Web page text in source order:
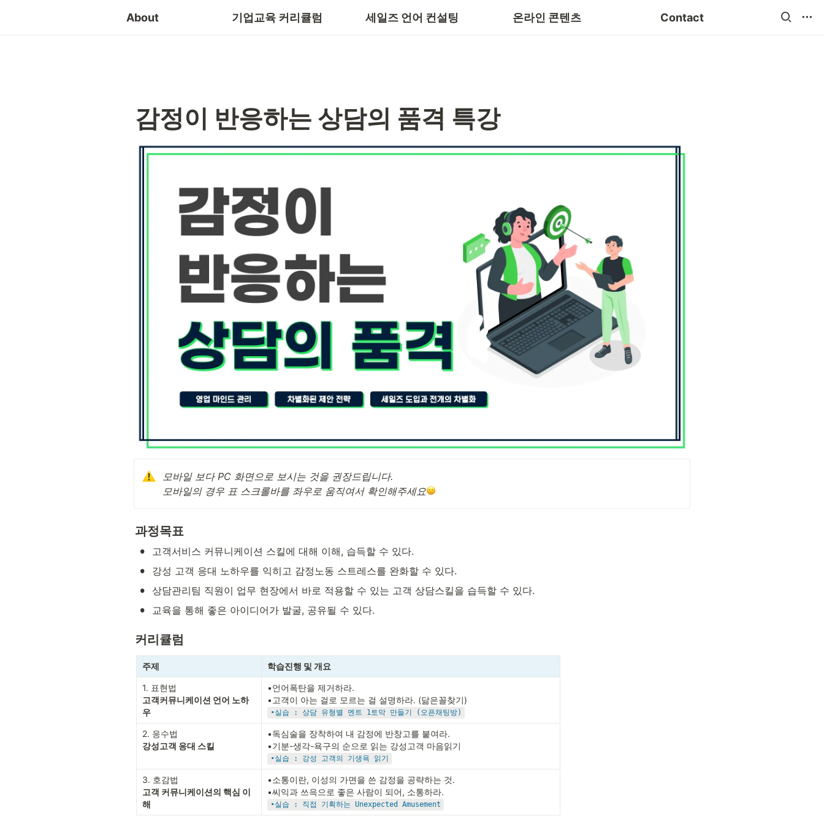
About 기업교육 커리큘럼 세일즈 언어 컨설팅 온라인 콘텐츠 Contact
소통 스킬 세일즈 스킬 분야별 특화 Instagram
감정이 반응하는 상담의 품격 특강
모바일 보다 PC 화면으로 보시는 것을 권장드립니다.
모바일의 경우 표 스크롤바를 좌우로 움직여서 확인해주세요
과정목표
• 고객서비스 커뮤니케이션 스킬에 대해 이해, 습득할 수 있다.
• 강성 고객 응대 노하우를 익히고 감정노동 스트레스를 완화할 수 있다.
• 상담관리팀 직원이 업무 현장에서 바로 적용할 수 있는 고객 상담스킬을 습득할 수 있다.
• 교육을 통해 좋은 아이디어가 발굴, 공유될 수 있다.
커리큘럼
주제 학습진행 및 개요
고객커뮤니케이션 언어 노하
우
•언어폭탄을 제거하라.
•실습 : 상담 유형별 멘트 1토막 만들기 (오픈채팅방)
강성고객 응대 스킬
•독심술을 장착하여 내 감정에 반창고를 붙여라.
•실습 : 강성 고객의 기생욕 읽기
고객 커뮤니케이션의 핵심 이
해
•소통이란, 이성의 가면을 쓴 감정을 공략하는 것.
•실습 : 직접 기획하는 Unexpected Amusement